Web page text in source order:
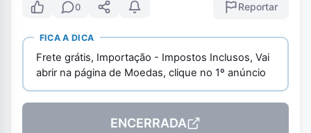
0 Reportar
FICA A DICA
Frete grátis, Importação - Impostos Inclusos, Vai
abrir na página de Moedas, clique no 1º anúncio
ENCERRADA